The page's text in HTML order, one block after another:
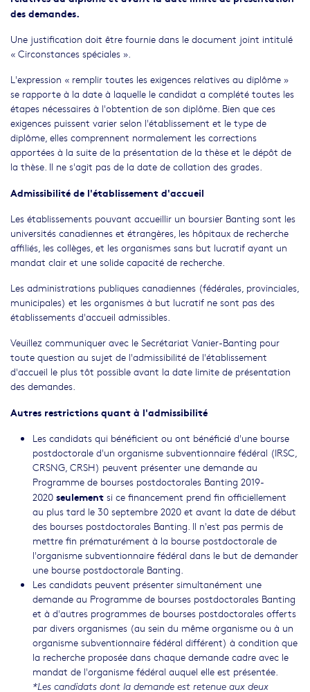
des demandes.
Une justification doit être fournie dans le document joint intitulé
« Circonstances spéciales ».
L'expression « remplir toutes les exigences relatives au diplôme »
se rapporte à la date à laquelle le candidat a complété toutes les
étapes nécessaires à l'obtention de son diplôme. Bien que ces
exigences puissent varier selon l'établissement et le type de
diplôme, elles comprennent normalement les corrections
apportées à la suite de la présentation de la thèse et le dépôt de
la thèse. Il ne s'agit pas de la date de collation des grades.
Admissibilité de l'établissement d'accueil
Les établissements pouvant accueillir un boursier Banting sont les
universités canadiennes et étrangères, les hôpitaux de recherche
affiliés, les collèges, et les organismes sans but lucratif ayant un
mandat clair et une solide capacité de recherche.
Les administrations publiques canadiennes (fédérales, provinciales,
municipales) et les organismes à but lucratif ne sont pas des
établissements d'accueil admissibles.
Veuillez communiquer avec le Secrétariat Vanier-Banting pour
toute question au sujet de l'admissibilité de l'établissement
d'accueil le plus tôt possible avant la date limite de présentation
des demandes.
Autres restrictions quant à l'admissibilité
Les candidats qui bénéficient ou ont bénéficié d'une bourse
postdoctorale d'un organisme subventionnaire fédéral (IRSC,
CRSNG, CRSH) peuvent présenter une demande au
Programme de bourses postdoctorales Banting 2019-
2020 seulement si ce financement prend fin officiellement
au plus tard le 30 septembre 2020 et avant la date de début
des bourses postdoctorales Banting. Il n'est pas permis de
mettre fin prématurément à la bourse postdoctorale de
l'organisme subventionnaire fédéral dans le but de demander
une bourse postdoctorale Banting.
Les candidats peuvent présenter simultanément une
demande au Programme de bourses postdoctorales Banting
et à d'autres programmes de bourses postdoctorales offerts
par divers organismes (au sein du même organisme ou à un
organisme subventionnaire fédéral différent) à condition que
la recherche proposée dans chaque demande cadre avec le
mandat de l'organisme fédéral auquel elle est présentée.
*Les candidats dont la demande est retenue aux deux